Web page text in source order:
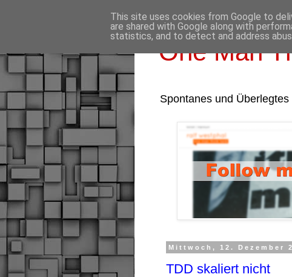
One Man
Spontanes und
Mittwoch, 12. Dezember
TDD skaliert nicht
This site uses cookies from Google to
are shared with Google along with
statistics, and to detect and address